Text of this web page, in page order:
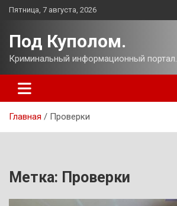
Перейти
Пятница, 7 августа, 2026
Под Куполом.
Криминальный информационный портал.
Главная Проверки
Метка: Проверки